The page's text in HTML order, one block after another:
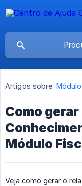
Artigos sobre:
Como
Módulo
Veja como gerar o